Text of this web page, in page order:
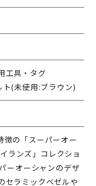
工具・タグ
ト(未使用:ブラウン)
徴の「スーパーオー
ランズ」コレクショ
ーオーシャンのデザ
セラミックベゼルや